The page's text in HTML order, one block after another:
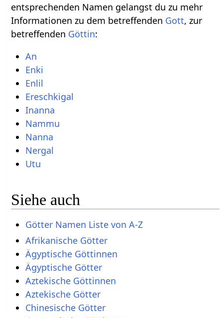
entsprechenden Namen gelangst du zu mehr
Informationen zu dem betreffenden Gott, zur
betreffenden Göttin:
An
Enki
Enlil
Ereschkigal
Inanna
Nammu
Nanna
Nergal
Utu
Siehe auch
Götter Namen Liste von A-Z
Afrikanische Götter
Ägyptische Göttinnen
Ägyptische Götter
Aztekische Göttinnen
Aztekische Götter
Chinesische Götter